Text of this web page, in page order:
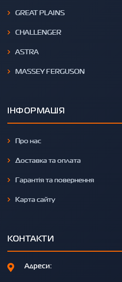
GREAT PLAINS
CHALLENGER
ASTRA
MASSEY FERGUSON
ІНФОРМАЦІЯ
Про нас
Доставка та оплата
Гарантія та повернення
Карта сайту
КОНТАКТИ
Адреси: